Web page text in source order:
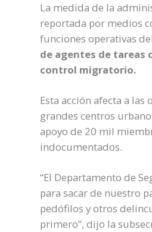
La medida de la
reportada por medios
funciones operativas
de agentes de
control migratorio.
Esta acción afecta a
grandes centros
apoyo de 20 mil
indocumentados.
“El Departamento de
para sacar de nuestro
pedófilos y otros
primero”, dijo la